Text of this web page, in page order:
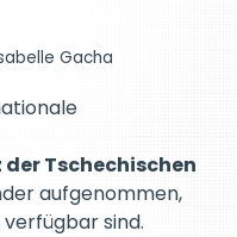
Gacha
Tschechischen
aufgenommen,
verfügbar sind.